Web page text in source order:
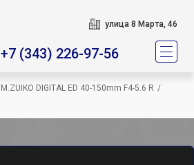
улица 8 Марта, 46
+7 (343) 226-97-56
M.ZUIKO DIGITAL ED 40-150mm F4-5.6 R /